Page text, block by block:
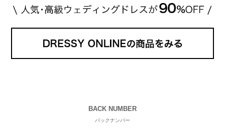
BACK NUMBER
バックナンバー